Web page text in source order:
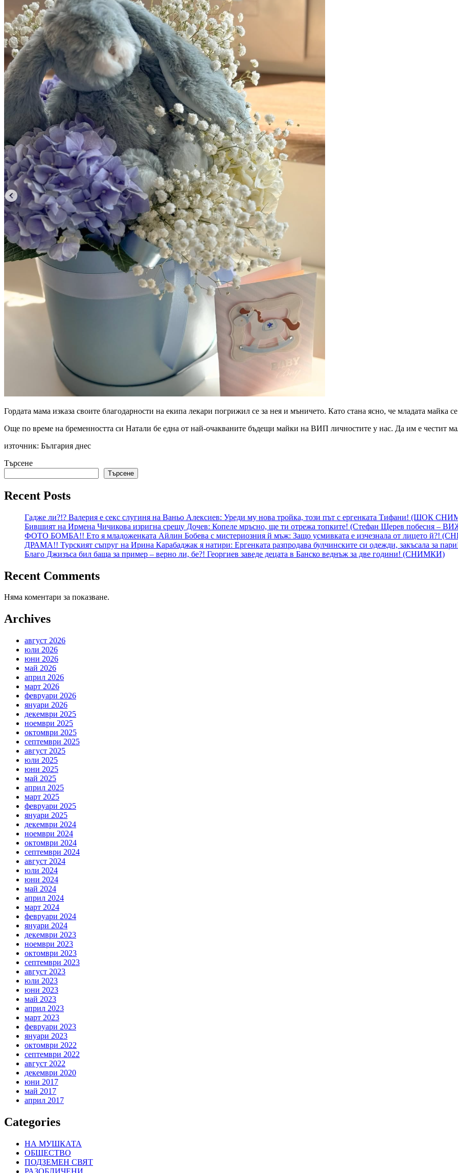
Гордата мама изказа своите благодарности на екипа лекари погрижил се за нея и мъничето. Като стана ясно, че младата майка
Още по време на бременността си Натали бе една от най-очакваните бъдещи майки на ВИП личностите у нас. Да им е честит
източник: България днес
Търсене
Търсене
Recent Posts
Гадже ли?!? Валерия е секс слугиня на Ваньо Алексиев: Уреди му нова тройка, този път с ергенката Тифани! (ШОК
Бившият на Ирмена Чичикова изригна срещу Дочев: Копеле мръсно, ще ти отрежа топките! (Стефан Щерев побесня –
ФОТО БОМБА!! Ето я младоженката Айлин Бобева с мистериозния й мъж: Защо усмивката е изчезнала от лицето й?!
ДРАМА!! Турският съпруг на Ирина Карабаджак я натири: Ергенката разпродава булчинските си одежди, закъсала за
Благо Джизъса бил баща за пример – верно ли, бе?! Георгиев заведе децата в Банско веднъж за две години! (СНИМКИ)
Recent Comments
Няма коментари за показване.
Archives
август 2026
юли 2026
юни 2026
май 2026
април 2026
март 2026
февруари 2026
януари 2026
декември 2025
ноември 2025
октомври 2025
септември 2025
август 2025
юли 2025
юни 2025
май 2025
април 2025
март 2025
февруари 2025
януари 2025
декември 2024
ноември 2024
октомври 2024
септември 2024
август 2024
юли 2024
юни 2024
май 2024
април 2024
март 2024
февруари 2024
януари 2024
декември 2023
ноември 2023
октомври 2023
септември 2023
август 2023
юли 2023
юни 2023
май 2023
април 2023
март 2023
февруари 2023
януари 2023
октомври 2022
септември 2022
август 2022
декември 2020
юни 2017
май 2017
април 2017
Categories
НА МУШКАТА
ОБЩЕСТВО
ПОДЗЕМЕН СВЯТ
РАЗОБЛИЧЕНИ